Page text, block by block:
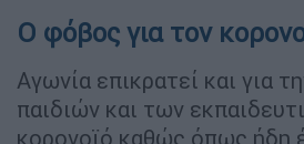
Ο φόβος για τον
Αγωνία επικρατεί και για
παιδιών και των
κορονοϊό καθώς όπως ήδη